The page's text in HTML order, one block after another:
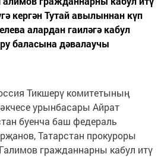
кергән Тутай авылыннан күп
алардан гаиләгә кабул
баласына дәвалаучы
Тикшерү комитетының
урынбасары Айрат
буенча баш федераль
Татарстан прокуроры
гражданнарны кабул итү